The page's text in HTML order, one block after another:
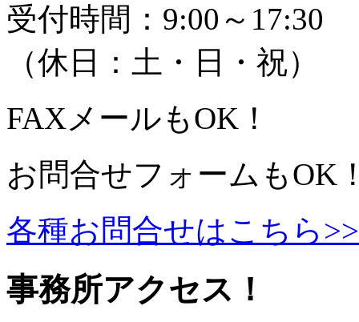
受付時間：9:00～17:30
（休日：土・日・祝）
FAXメールもOK！
お問合せフォームもOK
各種お問合せはこちら>>
事務所アクセス！